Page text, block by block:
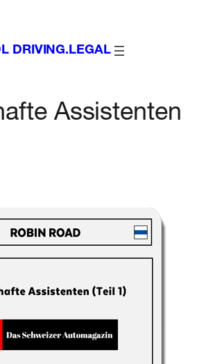
DRIVING.LEGAL
Assistenten